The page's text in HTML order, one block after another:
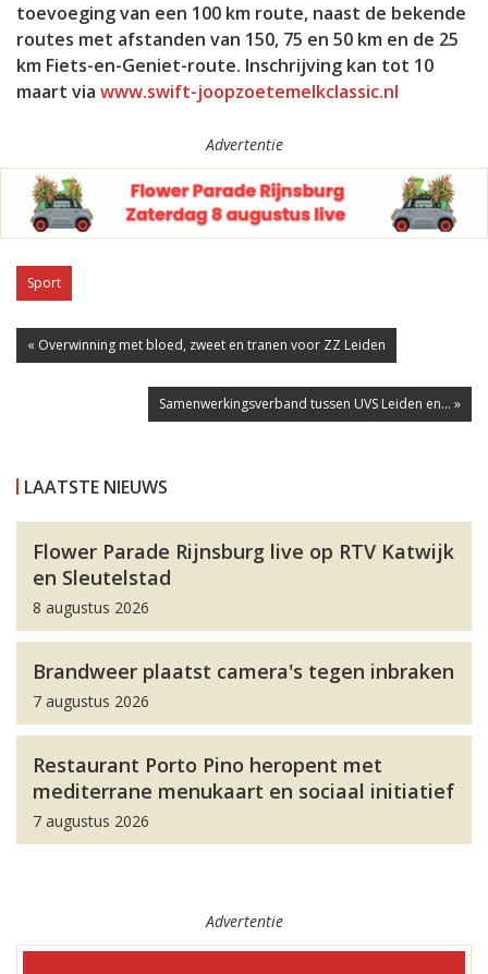
toevoeging van een 100 km route, naast de bekende
routes met afstanden van 150, 75 en 50 km en de 25
km Fiets-en-Geniet-route. Inschrijving kan tot 10
maart via www.swift-joopzoetemelkclassic.nl
Advertentie
Sport
« Overwinning met bloed, zweet en tranen voor ZZ Leiden
Samenwerkingsverband tussen UVS Leiden en... »
LAATSTE NIEUWS
Flower Parade Rijnsburg live op RTV Katwijk
en Sleutelstad
8 augustus 2026
Brandweer plaatst camera's tegen inbraken
7 augustus 2026
Restaurant Porto Pino heropent met
mediterrane menukaart en sociaal initiatief
7 augustus 2026
Advertentie